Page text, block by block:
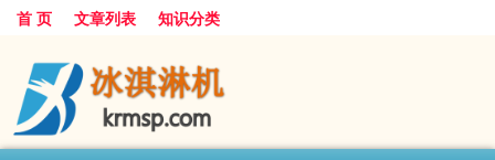
首 页 文章列表 知识分类